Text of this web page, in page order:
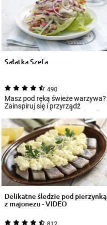
Sałatka Szefa
490
Masz pod ręką świeże warzywa?
Zainspiruj się i przyrządź
smaczną sałatkę szefa. Sięgnij
przede ws...
Delikatne śledzie pod pierzynką
z majonezu - VIDEO